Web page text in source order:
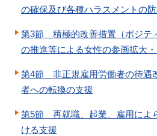
の確保及び各種ハラスメントの防
第3節 積極的改善措置（ポジテ
の推進等による女性の参画拡大
第4節 非正規雇用労働者の待遇
者への転換の支援
第5節 再就職、起業、雇用によ
ける支援